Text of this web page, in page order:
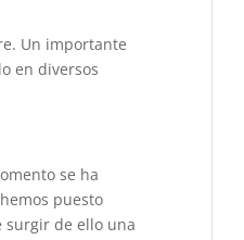
Un importante
en diversos
se ha
puesto
surgir de ello una